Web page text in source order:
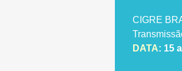
CIGRE
DATA: 15